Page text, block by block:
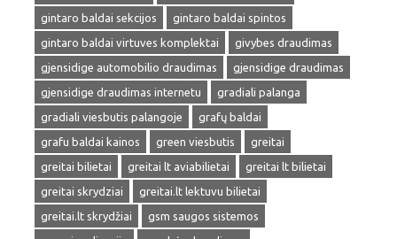
gintaro baldai sekcijos
gintaro baldai spintos
gintaro baldai virtuves komplektai
givybes draudimas
gjensidige automobilio draudimas
gjensidige draudimas
gjensidige draudimas internetu
gradiali palanga
gradiali viesbutis palangoje
grafų baldai
grafu baldai kainos
green viesbutis
greitai
greitai bilietai
greitai lt aviabilietai
greitai lt bilietai
greitai skrydziai
greitai.lt lektuvu bilietai
greitai.lt skrydžiai
gsm saugos sistemos